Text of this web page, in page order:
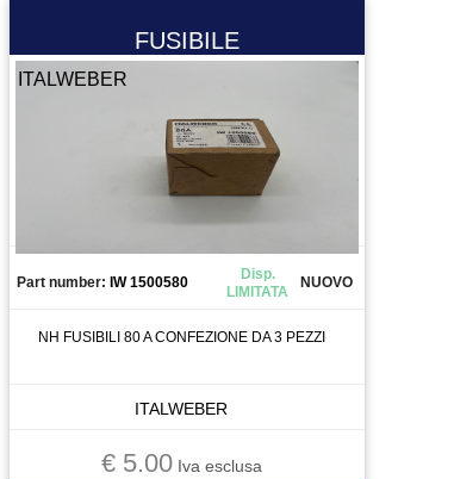
FUSIBILE
ITALWEBER
Part number: IW 1500580
Disp.
LIMITATA
NUOVO
NH FUSIBILI 80 A CONFEZIONE DA 3 PEZZI
ITALWEBER
€ 5.00Iva esclusa